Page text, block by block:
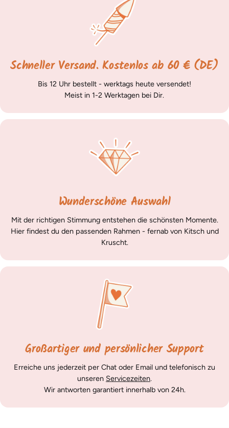
Schneller Versand. Kostenlos ab 60 € (DE)
Bis 12 Uhr bestellt - werktags heute versendet!
Meist in 1-2 Werktagen bei Dir.
Wunderschöne Auswahl
Mit der richtigen Stimmung entstehen die schönsten Momente.
Hier findest du den passenden Rahmen - fernab von Kitsch und
Kruscht.
Großartiger und persönlicher Support
Erreiche uns jederzeit per Chat oder Email und telefonisch zu
unseren Servicezeiten.
Wir antworten garantiert innerhalb von 24h.